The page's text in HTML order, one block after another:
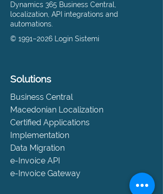
Dynamics 365 Business Central,
localization, API integrations and
automations.
© 1991–2026 Login Sistemi
Solutions
Business Central
Macedonian Localization
Certified Applications
Implementation
Data Migration
e-Invoice API
e-Invoice Gateway